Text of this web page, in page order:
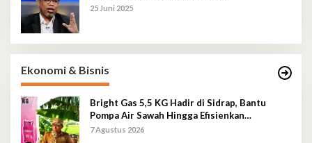
25 Juni 2025
Ekonomi & Bisnis
Bright Gas 5,5 KG Hadir di Sidrap, Bantu
Pompa Air Sawah Hingga Efisienkan
Penyaluran Elpiji 3 Kg
7 Agustus 2026